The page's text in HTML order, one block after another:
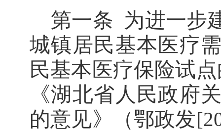
第一条 为进一步
城镇居民基本医疗
民基本医疗保险试
《湖北省人民政府
的意见》（鄂政发